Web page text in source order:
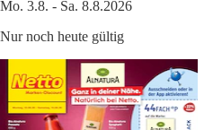
Mo. 3.8. - Sa. 8.8.2026
Nur noch heute gültig